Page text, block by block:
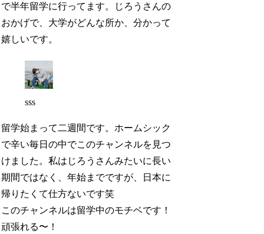
で半年留学に行ってます。じろうさんの
おかげで、大学がどんな所か、分かって
嬉しいです。
sss
留学始まって二週間です。ホームシック
で辛い毎日の中でこのチャンネルを見つ
けました。私はじろうさんみたいに長い
期間ではなく、年始までですが、日本に
帰りたくて仕方ないです笑
このチャンネルは留学中のモチベです！
頑張れる〜！